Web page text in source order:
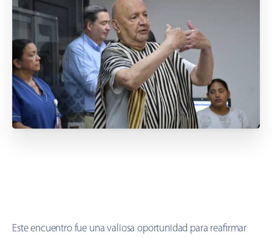
Este encuentro fue una valiosa oportunidad para reafirmar